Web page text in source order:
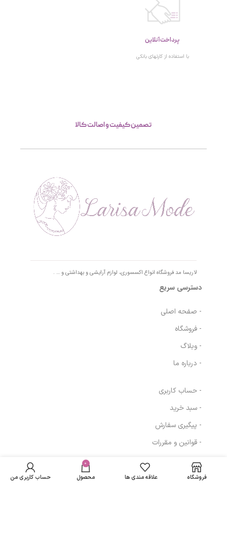
پرداخت آنلاین
با استفاده از کارتهای بانکی
تصمین کیفیت و اصالت کالا
لاریسا مد فروشگاه انواع اکسسوری، لوازم آرایشی و بهداشتی و … .
دسترسی سریع
- صفحه اصلی
- فروشگاه
- وبلاگ
- درباره ما
- حساب کاربری
- سبد خرید
- پیگیری سفارش
- قوانین و مقررات
مسیرهای ارتباطی
چرب درمالیفت مدل
تومان
باشد فروشگاه علاقه مندی ها
0
محصول حساب کاربری من